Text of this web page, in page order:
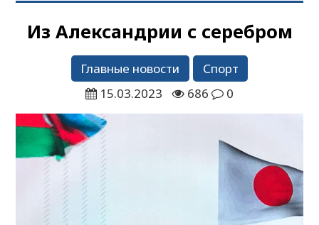
Из Александрии с серебром
Главные новости
Спорт
15.03.2023
686 0